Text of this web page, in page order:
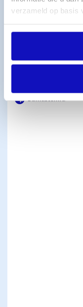
verzameld op basis
Soms staat de
Bumastemra